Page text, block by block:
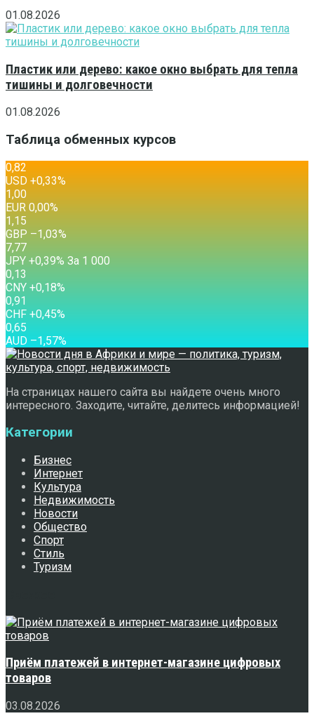
01.08.2026
Пластик или дерево: какое окно выбрать для тепла
тишины и долговечности
01.08.2026
Таблица обменных курсов
0,82
USD +0,33%
1,00
EUR 0,00%
1,15
GBP –1,03%
7,77
JPY +0,39% За 1 000
0,13
CNY +0,18%
0,91
CHF +0,45%
0,65
AUD –1,57%
На страницах нашего сайта вы найдете очень много
интересного. Заходите, читайте, делитесь информацией!
Категории
Бизнес
Интернет
Культура
Недвижимость
Новости
Общество
Спорт
Стиль
Туризм
Приём платежей в интернет-магазине цифровых
товаров
03.08.2026